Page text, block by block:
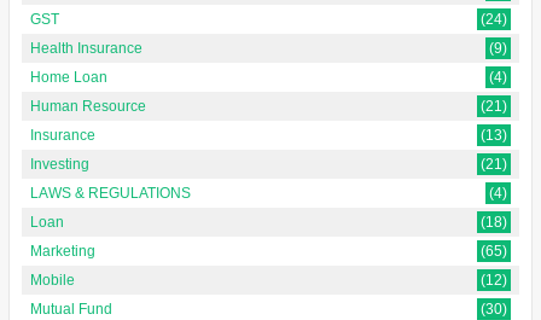
GST
(24)
Health Insurance
(9)
Home Loan
(4)
Human Resource
(21)
Insurance
(13)
Investing
(21)
LAWS & REGULATIONS
(4)
Loan
(18)
Marketing
(65)
Mobile
(12)
Mutual Fund
(30)